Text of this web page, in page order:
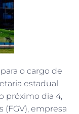
o cargo de
estadual
próximo dia 4,
(FGV), empresa